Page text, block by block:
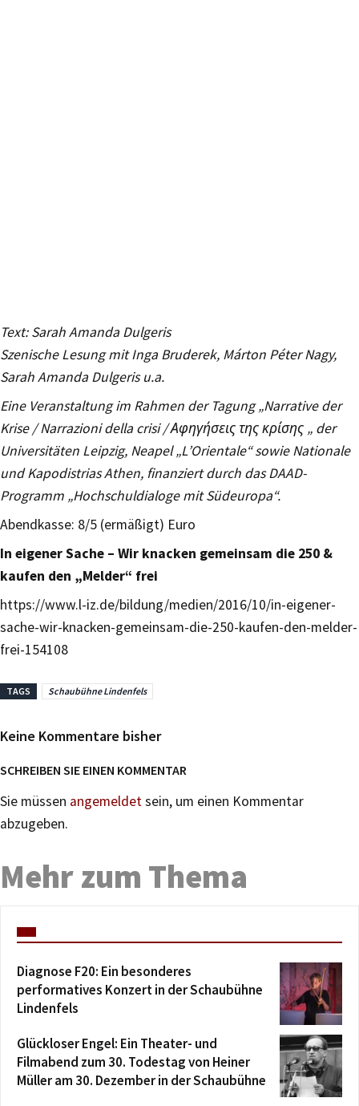
Text: Sarah Amanda Dulgeris
Szenische Lesung mit Inga Bruderek, Márton Péter Nagy,
Sarah Amanda Dulgeris u.a.
Eine Veranstaltung im Rahmen der Tagung „Narrative der
Krise / Narrazioni della crisi / Αφηγήσεις της κρίσης „ der
Universitäten Leipzig, Neapel „L’Orientale“ sowie Nationale
und Kapodistrias Athen, finanziert durch das DAAD-
Programm „Hochschuldialoge mit Südeuropa“.
Abendkasse: 8/5 (ermäßigt) Euro
In eigener Sache – Wir knacken gemeinsam die 250 &
kaufen den „Melder“ frei
https://www.l-iz.de/bildung/medien/2016/10/in-eigener-
sache-wir-knacken-gemeinsam-die-250-kaufen-den-melder-
frei-154108
TAGS Schaubühne Lindenfels
Keine Kommentare bisher
SCHREIBEN SIE EINEN KOMMENTAR
Sie müssen angemeldetsein, um einen Kommentar
abzugeben.
Mehr zum Thema
Diagnose F20: Ein besonderes
performatives Konzert in der Schaubühne
Lindenfels
Glückloser Engel: Ein Theater- und
Filmabend zum 30. Todestag von Heiner
Müller am 30. Dezember in der Schaubühne